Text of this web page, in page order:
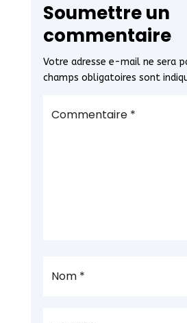
Soumettre un
commentaire
Votre adresse e-mail ne sera
champs obligatoires sont